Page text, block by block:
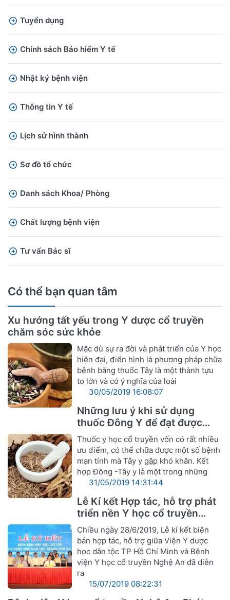
Tuyển dụng
Chính sách Bảo hiểm Y tế
Nhật ký bệnh viện
Thông tin Y tế
Lịch sử hình thành
Sơ đồ tổ chức
Danh sách Khoa/ Phòng
Chất lượng bệnh viện
Tư vấn Bác sĩ
Có thể bạn quan tâm
Xu hướng tất yếu trong Y dược cổ truyền
chăm sóc sức khỏe
Mặc dù sự ra đời và phát triển của Y học
hiện đại, điển hình là phương pháp chữa
bệnh bằng thuốc Tây là một thành tựu
to lớn và có ý nghĩa của loài
30/05/2019 16:08:07
Những lưu ý khi sử dụng
thuốc Đông Y để đạt được
hiệu quả tốt nhất
Thuốc y học cổ truyền vốn có rất nhiều
ưu điểm, có thể chữa được một số bệnh
mạn tính mà Tây y gặp khó khăn. Kết
hợp Đông -Tây y là một trong những
31/05/2019 14:31:44
Lễ Kí kết Hợp tác, hỗ trợ phát
triển nền Y học cổ truyền
Nghệ An
Chiều ngày 28/6/2019, Lễ kí kết biên
bản hợp tác, hỗ trợ giữa Viện Y dược
học dân tộc TP Hồ Chí Minh và Bệnh
viện Y học cổ truyền Nghệ An đã diễn
ra
15/07/2019 08:22:31